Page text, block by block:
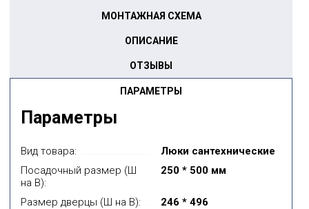
ПАРАМЕТРЫ
МОНТАЖНАЯ СХЕМА
ОПИСАНИЕ
ОТЗЫВЫ
Параметры
Вид товара:
Люки сантехнические
Посадочный размер (Ш
на В):
250 * 500 мм
Размер дверцы (Ш на В):
246 * 496